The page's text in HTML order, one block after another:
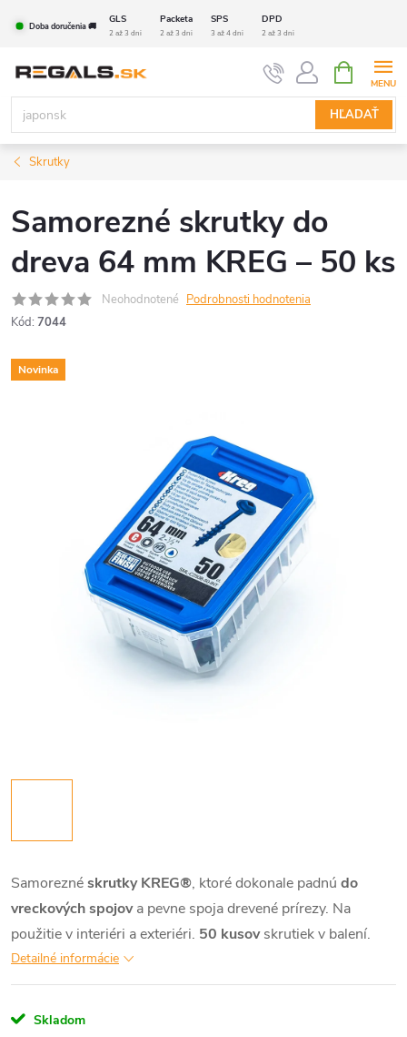
Doba doručenia 🚚
GLS Packeta SPS DPD
2 až 3 dni 2 až 3 dni 3 až 4 dni 2 až 3 dni
HĽADAŤ
KOŠÍK
Skrutky
Samorezné skrutky do
dreva 64 mm KREG – 50 ks
Neohodnotené Podrobnosti hodnotenia
Kód: 7044
Novinka
Samoreznéskrutky KREG®, ktoré dokonale padnú do
vreckových spojova pevne spoja drevené prírezy. Na
použitie v interiéri a exteriéri. 50 kusovskrutiek v balení.
Detailné informácie
Skladom